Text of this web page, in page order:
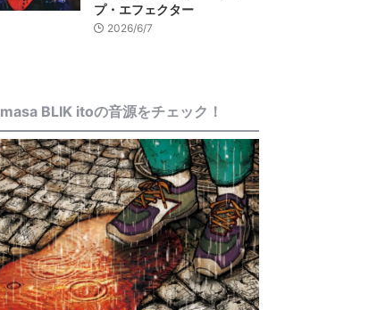
プ・エフェクター
2026/6/7
masa BLIK itoの音源をチェック！